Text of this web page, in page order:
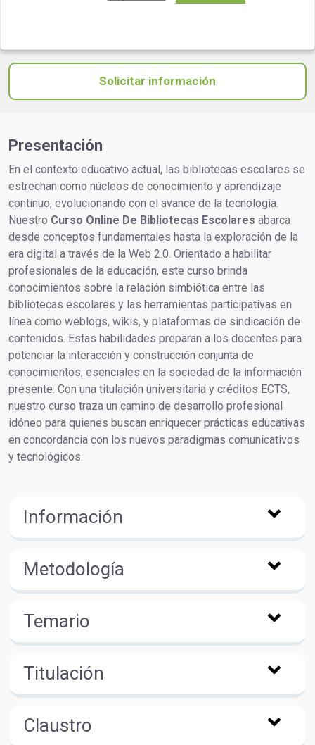
Solicitar información
Presentación
En el contexto educativo actual, las bibliotecas escolares se
estrechan como núcleos de conocimiento y aprendizaje
continuo, evolucionando con el avance de la tecnología.
Nuestro Curso Online De Bibliotecas Escolares abarca
desde conceptos fundamentales hasta la exploración de la
era digital a través de la Web 2.0. Orientado a habilitar
profesionales de la educación, este curso brinda
conocimientos sobre la relación simbiótica entre las
bibliotecas escolares y las herramientas participativas en
línea como weblogs, wikis, y plataformas de sindicación de
contenidos. Estas habilidades preparan a los docentes para
potenciar la interacción y construcción conjunta de
conocimientos, esenciales en la sociedad de la información
presente. Con una titulación universitaria y créditos ECTS,
nuestro curso traza un camino de desarrollo profesional
idóneo para quienes buscan enriquecer prácticas educativas
en concordancia con los nuevos paradigmas comunicativos
y tecnológicos.
Información
Metodología
Temario
Titulación
Claustro